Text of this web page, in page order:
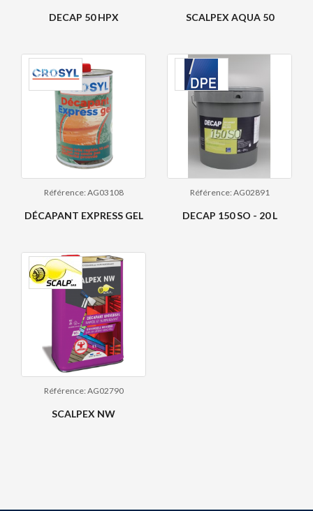
DECAP 50 HPX SCALPEX AQUA 50
Référence: AG03108
DÉCAPANT EXPRESS GEL
Référence: AG02891
DECAP 150 SO - 20 L
Référence: AG02790
SCALPEX NW